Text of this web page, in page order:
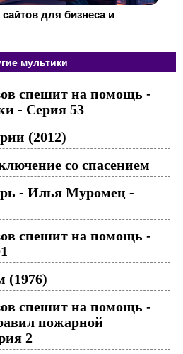
для бизнеса и
мультики
спешит на помощь -
- Серия 53
(2012)
со спасением
- Илья Муромец -
спешит на помощь -
(1976)
спешит на помощь -
пожарной
2